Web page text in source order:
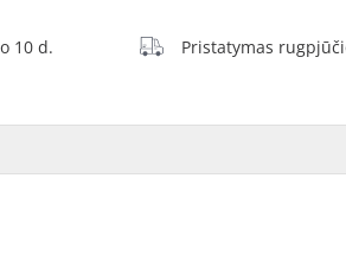
10 d. Pristatymas